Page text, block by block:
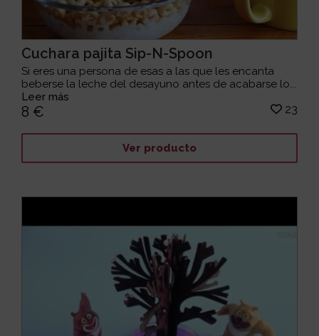
Cuchara pajita Sip-N-Spoon
Si eres una persona de esas a las que les encanta
beberse la leche del desayuno antes de acabarse lo...
Leer más
8 € 23
Ver producto